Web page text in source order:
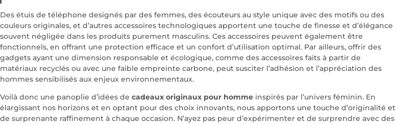
Des étuis de téléphone designés par des femmes, des écouteurs au style unique avec des motifs ou des
couleurs originales, et d’autres accessoires technologiques apportent une touche de finesse et d’élégance
souvent négligée dans les produits purement masculins. Ces accessoires peuvent également être
fonctionnels, en offrant une protection efficace et un confort d’utilisation optimal. Par ailleurs, offrir des
gadgets ayant une dimension responsable et écologique, comme des accessoires faits à partir de
matériaux recyclés ou avec une faible empreinte carbone, peut susciter l’adhésion et l’appréciation des
hommes sensibilisés aux enjeux environnementaux.
Voilà donc une panoplie d’idées de cadeaux originaux pour homme inspirés par l’univers féminin. En
élargissant nos horizons et en optant pour des choix innovants, nous apportons une touche d’originalité et
de surprenante raffinement à chaque occasion. N’ayez pas peur d’expérimenter et de surprendre avec des